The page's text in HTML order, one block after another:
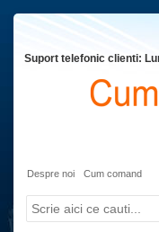
Suport telefonic clienti:
Despre noi Cum comand